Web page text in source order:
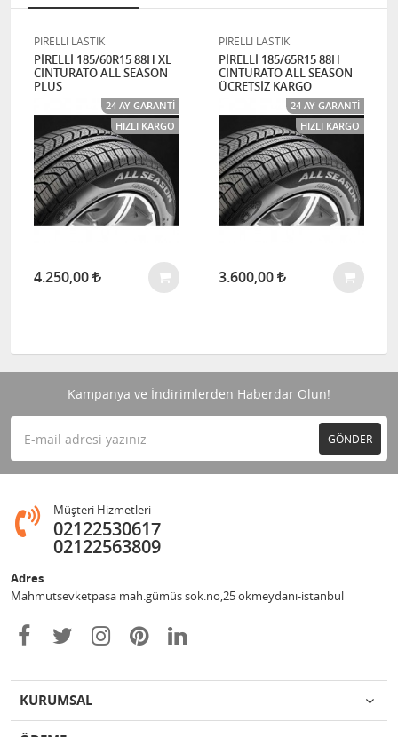
PİRELLİ LASTİK
PİRELLİ 185/60R15 88H XL
CINTURATO ALL SEASON
PLUS
24 AY GARANTI
HIZLI KARGO
4.250,00
PİRELLİ LASTİK
PİRELLİ 185/65R15 88H
CINTURATO ALL SEASON
ÜCRETSİZ KARGO
24 AY GARANTI
HIZLI KARGO
3.600,00
Kampanya ve İndirimlerden Haberdar Olun!
GÖNDER
Müşteri Hizmetleri
02122530617
02122563809
Adres
Mahmutsevketpasa mah.gümüs sok.no,25 okmeydanı-istanbul
KURUMSAL